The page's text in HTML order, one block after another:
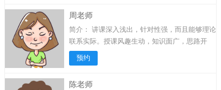
拓展文章背景知识和行文结构，帮助学生养成良
好的阅读习惯。...详情>>
周老师
简介：
讲课深入浅出，针对性强，而且能够理论
联系实际。授课风趣生动，知识面广，思路开
阔，授课生动形象，风格特别，思路清晰明彻，
对各门课的讲授有特别的方法和见解。化抽象为
的重点及难点把握准。每年都能准确预测重要考
预约
陈老师